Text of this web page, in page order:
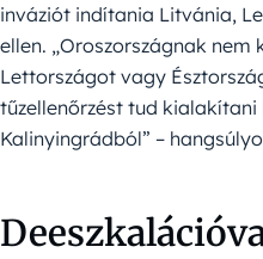
inváziót indítania Litvánia,
ellen. „Oroszországnak
Lettországot vagy
tűzellenőrzést tud kialakítani
Kalinyingrádból” –